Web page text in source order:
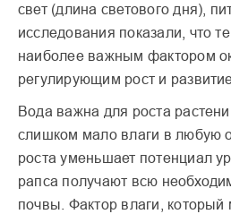
свет (длина светового дня),
исследования показали, что
наиболее важным фактором
регулирующим рост и
Вода важна для роста
слишком мало влаги в любую
роста уменьшает потенциал
рапса получают всю
почвы. Фактор влаги, который